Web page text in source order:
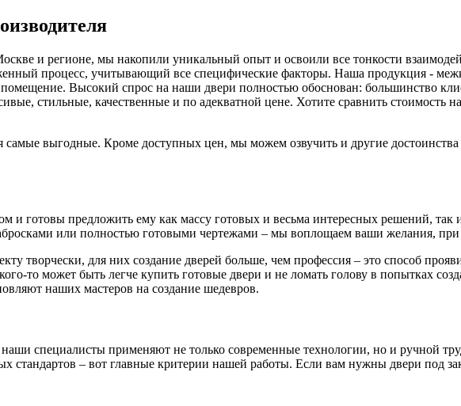
и регионе, мы накопили уникальный опыт и освоили все тонкости
процесс, учитывающий все специфические факторы. Наша продукция -
Высокий спрос на наши двери полностью обоснован: большинство
стильные, качественные и по адекватной цене. Хотите сравнить
самые выгодные. Кроме доступных цен, мы можем озвучить и другие
готовы предложить ему как массу готовых и весьма интересных решений, так
или полностью готовыми чертежами – мы воплощаем ваши желания, при
творчески, для них создание дверей больше, чем профессия – это способ
то может быть легче купить готовые двери и не ломать голову в попытках
наших мастеров на создание шедевров.
специалисты применяют не только современные технологии, но и ручной
стандартов – вот главные критерии нашей работы. Если вам нужны двери под